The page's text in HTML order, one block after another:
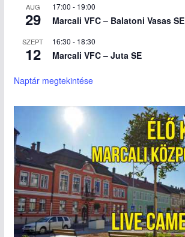
AUG
29
17:00 - 19:00
Marcali VFC – Balatoni Vasas SE
SZEPT
12
16:30 - 18:30
Marcali VFC – Juta SE
Naptár megtekintése